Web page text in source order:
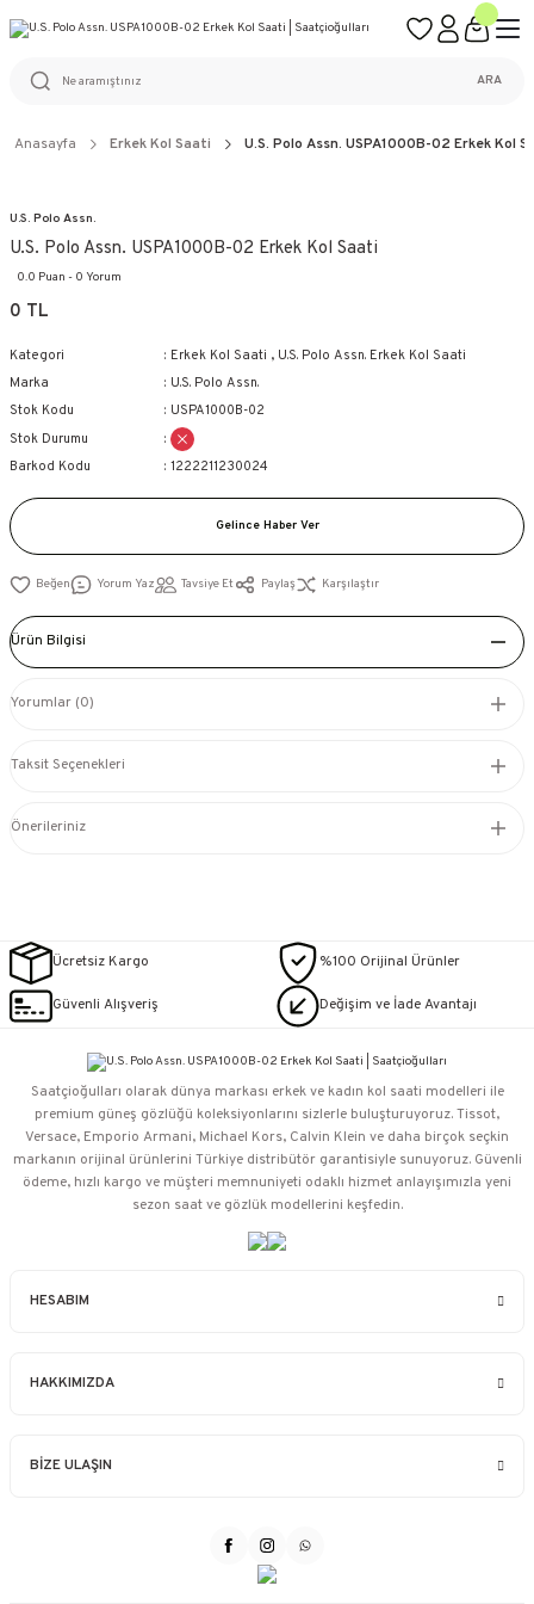
%100 ORİJİNAL ÜRÜN GARANTİSİ
ARA
Anasayfa Erkek Kol Saati U.S. Polo Assn. USPA1000B-02 Erkek Kol
U.S. Polo Assn.
U.S. Polo Assn. USPA1000B-02 Erkek Kol Saati
0.0 Puan - 0 Yorum
0 TL
Kategori Erkek Kol Saati , U.S. Polo Assn. Erkek Kol Saati
Marka
U.S. Polo Assn.
Stok Kodu
USPA1000B-02
Stok Durumu
Barkod Kodu
1222211230024
Gelince Haber Ver
Yorum Yaz Tavsiye Et Paylaş Karşılaştır
Ürün Bilgisi
Yorumlar (0)
Taksit Seçenekleri
Önerileriniz
Ücretsiz Kargo %100 Orijinal Ürünler
Güvenli Alışveriş Değişim ve İade Avantajı
HESABIM
HAKKIMIZDA
BİZE ULAŞIN
Saatçioğulları⁠ olarak dünya markası erkek ve kadın kol saati modelleri ile
premium güneş gözlüğü koleksiyonlarını sizlerle buluşturuyoruz. Tissot,
Versace, Emporio Armani, Michael Kors, Calvin Klein ve daha birçok seçkin
markanın orijinal ürünlerini Türkiye distribütör garantisiyle sunuyoruz. Güvenli
ödeme, hızlı kargo ve müşteri memnuniyeti odaklı hizmet anlayışımızla yeni
sezon saat ve gözlük modellerini keşfedin.